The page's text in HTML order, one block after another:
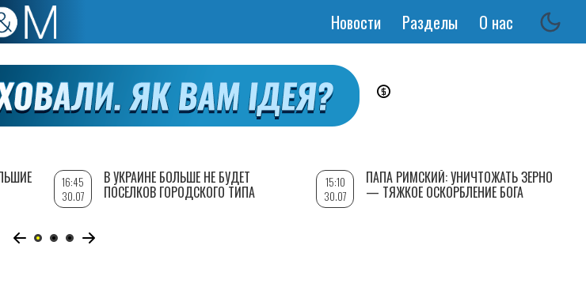
Основная
Новости Разделы О нас
16:45
30.07
В УКРАИНЕ БОЛЬШЕ НЕ БУДЕТ
ПОСЕЛКОВ ГОРОДСКОГО ТИПА
15:10
30.07
ПАПА РИМСКИЙ: УНИЧТОЖАТЬ ЗЕРНО
— ТЯЖКОЕ ОСКОРБЛЕНИЕ БОГА